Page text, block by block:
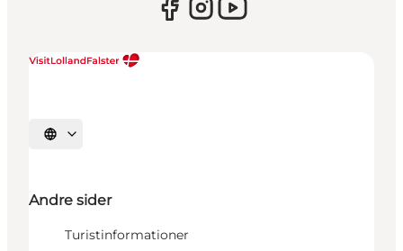
Vælg sprog
Andre sider
Turistinformationer